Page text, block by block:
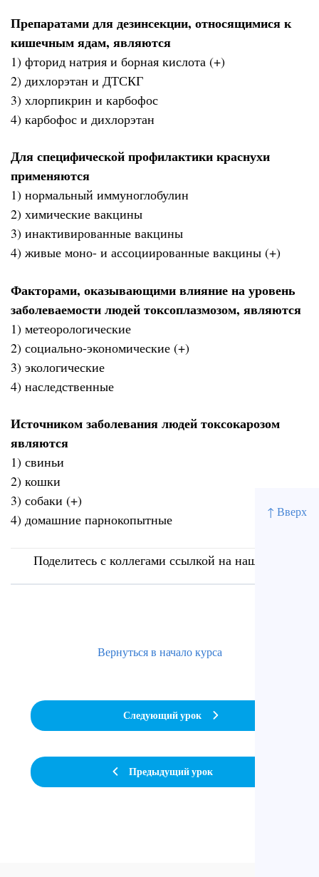
↑ Вверх
Препаратами для дезинсекции, относящимися к
кишечным ядам, являются
1) фторид натрия и борная кислота (+)
2) дихлорэтан и ДТСКГ
3) хлорпикрин и карбофос
4) карбофос и дихлорэтан
Для специфической профилактики краснухи
применяются
1) нормальный иммуноглобулин
2) химические вакцины
3) инактивированные вакцины
4) живые моно- и ассоциированные вакцины (+)
Факторами, оказывающими влияние на уровень
заболеваемости людей токсоплазмозом, являются
1) метеорологические
2) социально-экономические (+)
3) экологические
4) наследственные
Источником заболевания людей токсокарозом
являются
1) свиньи
2) кошки
3) собаки (+)
4) домашние парнокопытные
Поделитесь с коллегами ссылкой на наш сайт
Предыдущий урок
Вернуться в начало курса
Следующий урок